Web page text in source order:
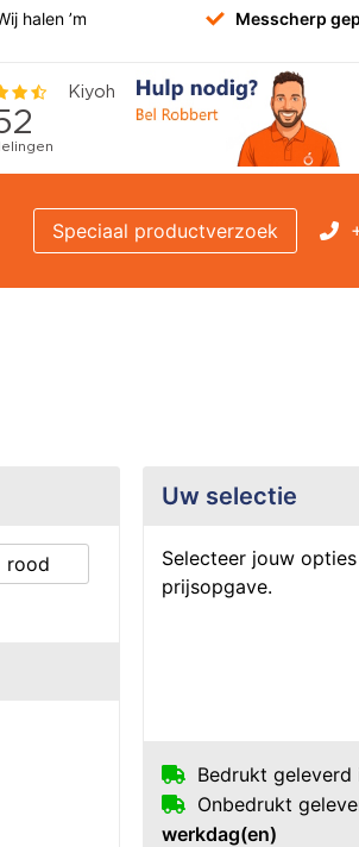
halen ’m Messcherp
Speciaal productverzoek
rood
Uw selectie
Selecteer jouw
prijsopgave.
Bedrukt geleverd
Onbedrukt
werkdag(en)